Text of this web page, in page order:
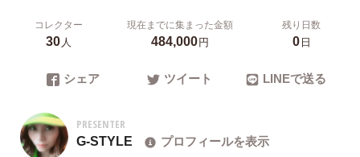
コレクター
30人
現在までに集まった金額
484,000円
残り日数
0日
シェア ツイート LINEで送る
PRESENTER
G-STYLE プロフィールを表示